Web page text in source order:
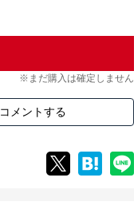
※まだ購入は確定しません
コメントする